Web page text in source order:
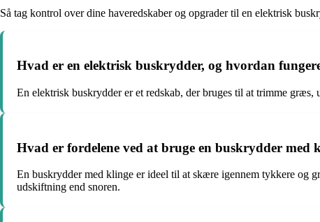
Så tag kontrol over dine haveredskaber og opgrader til en elektrisk
Hvad er en elektrisk buskrydder, og hvordan
En elektrisk buskrydder er et redskab, der bruges til at trimme
Hvad er fordelene ved at bruge en buskrydder med
En buskrydder med klinge er ideel til at skære igennem tykkere og
udskiftning end snoren.